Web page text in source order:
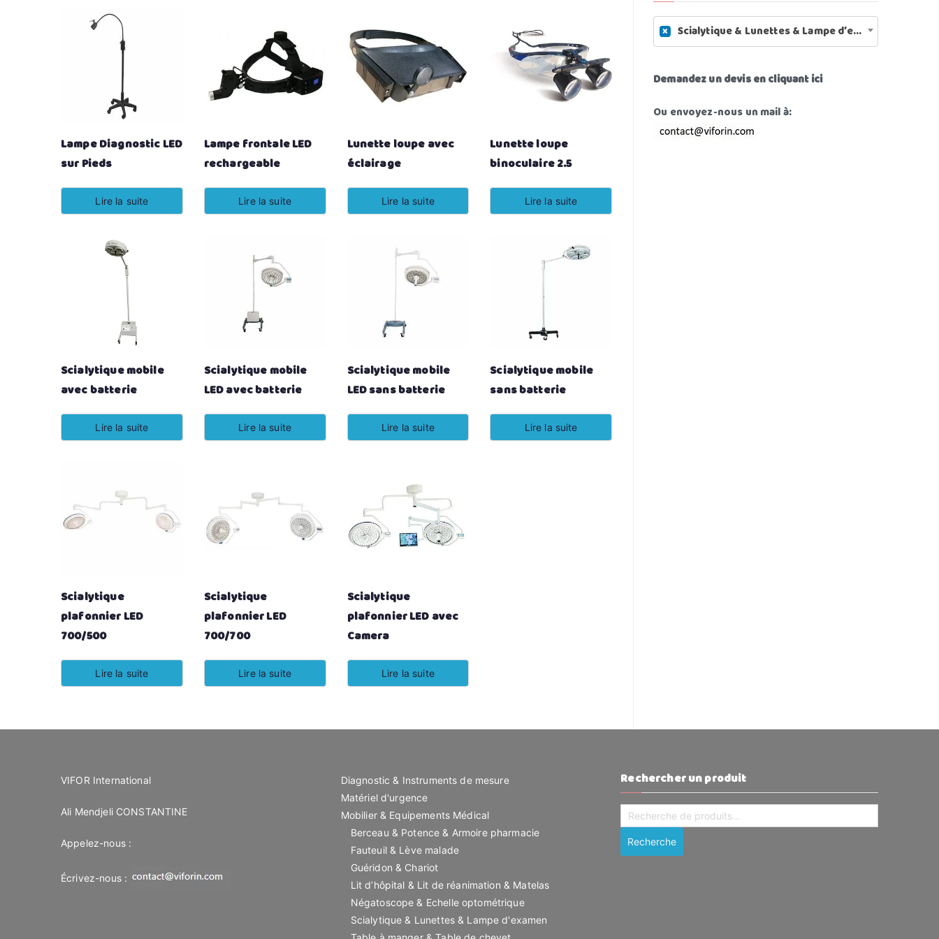
Lampe Diagnostic LED
sur Pieds
Lire la suite
Lampe frontale LED
rechargeable
Lire la suite
Lunette loupe avec
éclairage
Lire la suite
Lunette loupe
binoculaire 2.5
Lire la suite
Scialytique mobile
avec batterie
Lire la suite
Scialytique mobile
LED avec batterie
Lire la suite
Scialytique mobile
LED sans batterie
Lire la suite
Scialytique mobile
sans batterie
Lire la suite
Scialytique
plafonnier LED
700/500
Lire la suite
Scialytique
plafonnier LED
700/700
Lire la suite
Scialytique
plafonnier LED avec
Camera
Lire la suite
c
p
u
× Scialytique & Lunettes & Lampe d’examen (11)
Demandez un devis en cliquant ici
Ou envoyez-nous un mail à:
VIFOR International
Ali Mendjeli CONSTANTINE
Appelez-nous :
Écrivez-nous :
Diagnostic & Instruments de mesure
Matériel d'urgence
Mobilier & Equipements Médical
Berceau & Potence & Armoire pharmacie
Fauteuil & Lève malade
Guéridon & Chariot
Lit d’hôpital & Lit de réanimation & Matelas
Négatoscope & Echelle optométrique
Scialytique & Lunettes & Lampe d'examen
Rechercher un produit
Recherche
pour :
Recherche